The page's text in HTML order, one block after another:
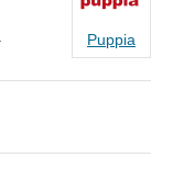
Puppia